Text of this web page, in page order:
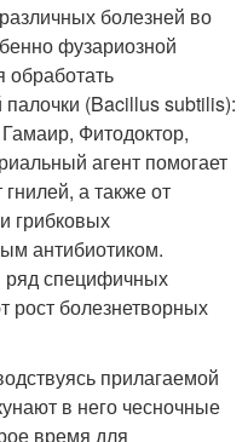
болезней во
фузариозной
обработать
(Bacillus subtilis):
Фитодоктор,
агент помогает
а также от
грибковых
антибиотиком.
ряд специфичных
болезнетворных
прилагаемой
в него чесночные
время для